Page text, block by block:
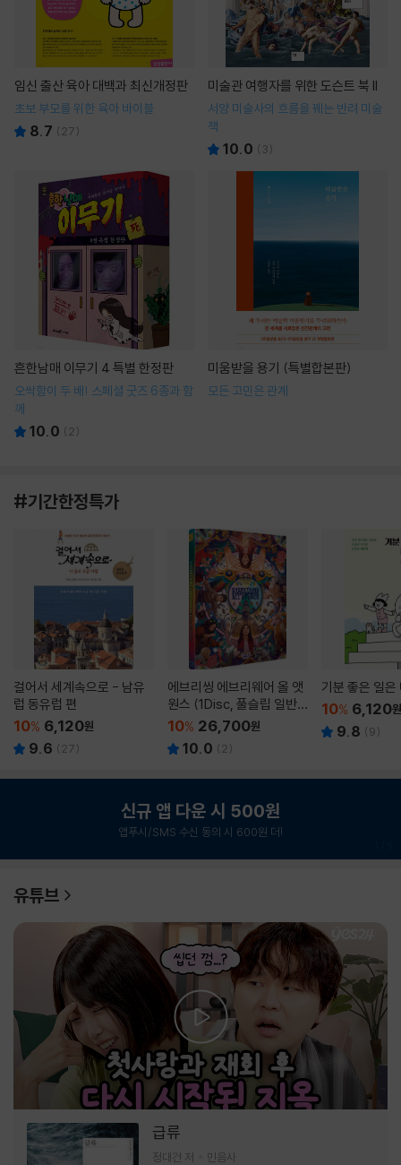
임신 출산 육아 대백과 최신개정판
초보 부모를 위한 육아 바이블
8.7 ( 27)
미술관 여행자를 위한 도슨트 북 II
서양 미술사의 흐름을 꿰는 반려 미술
책
10.0 ( 3)
흔한남매 이무기 4 특별 한정판
오싹함이 두 배! 스페셜 굿즈 6종과 함
께
10.0 ( 2)
미움받을 용기 (특별합본판)
모든 고민은 관계
#기간한정특가
걸어서 세계속으로 - 남유
럽 동유럽 편
10% 6,120원
9.6 ( 27)
에브리씽 에브리웨어 올 앳
원스 (1Disc, 풀슬립 일반
판) : 블루레이
10% 26,700원
10.0 ( 2)
기분 좋은 일은
10% 6,120원
9.8 (9)
신규 앱 다운 시 500원
앱푸시/SMS 수신 동의 시 600원 더!
유튜브
급류
정대건 저 민음사